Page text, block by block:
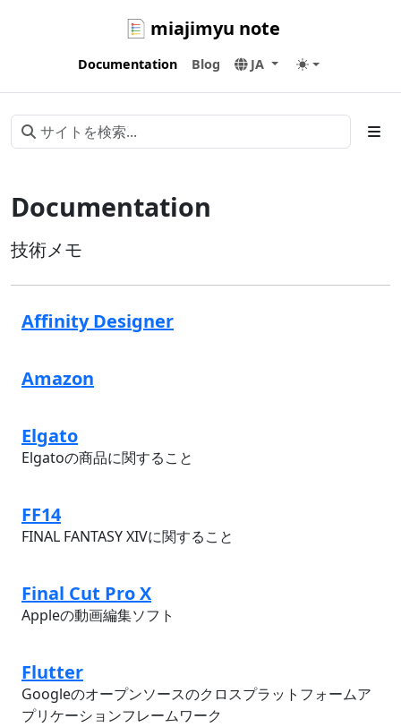
miajimyu note
Documentation Blog JA
Documentation
技術メモ
Affinity Designer
Amazon
Elgato
Elgatoの商品に関すること
FF14
FINAL FANTASY XIVに関すること
Final Cut Pro X
Appleの動画編集ソフト
Flutter
Googleのオープンソースのクロスプラットフォームア
プリケーションフレームワーク